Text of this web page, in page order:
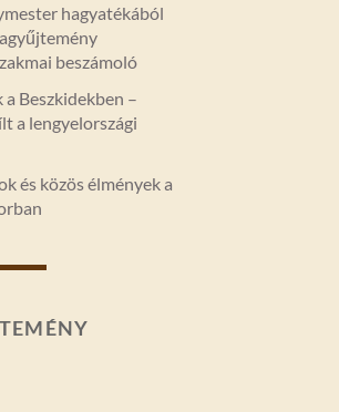
hagyatékából
beszámoló
Beszkidekben –
a lengyelországi
és közös élmények a